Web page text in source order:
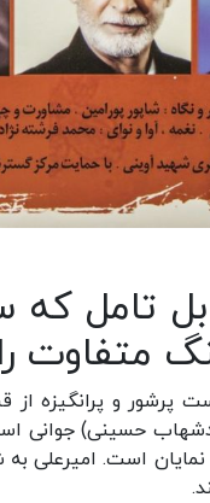
تامل که
متفاوت
پرشور و پرانگیزه
حسینی)
است. امیرعلی